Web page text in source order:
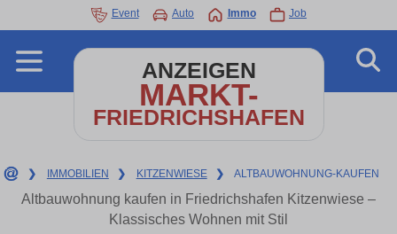
Event Auto Immo Job
ANZEIGEN
MARKT-
FRIEDRICHSHAFEN
❯ IMMOBILIEN ❯ KITZENWIESE ❯ ALTBAUWOHNUNG-KAUFEN
Altbauwohnung kaufen in Friedrichshafen Kitzenwiese –
Klassisches Wohnen mit Stil